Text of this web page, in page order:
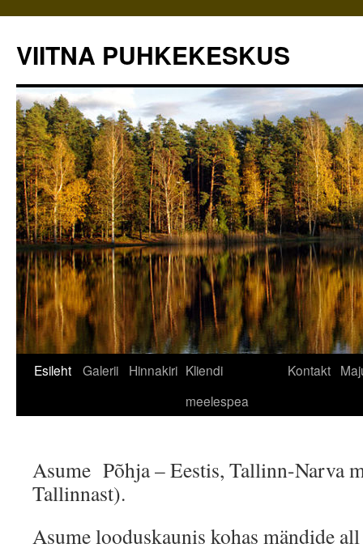
VIITNA PUHKEKESKUS
Liigu
Esileht Galerii Hinnakiri Kliendi
meelespea
Kontakt
Asume Põhja – Eestis, Tallinn-Narva
Tallinnast).
Asume looduskaunis kohas mändide